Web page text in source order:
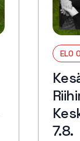
ELO
7.8.